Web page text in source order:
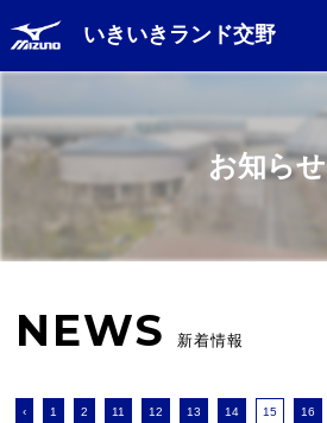
いきいきランド交野
お知らせ
NEWS 新着情報
‹ 1 2 11 12 13 14 15 16